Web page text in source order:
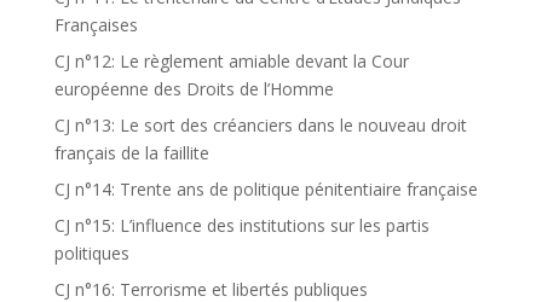
Françaises
CJ n°12: Le règlement amiable devant la Cour
européenne des Droits de l’Homme
CJ n°13: Le sort des créanciers dans le nouveau droit
français de la faillite
CJ n°14: Trente ans de politique pénitentiaire française
CJ n°15: L’influence des institutions sur les partis
politiques
CJ n°16: Terrorisme et libertés publiques